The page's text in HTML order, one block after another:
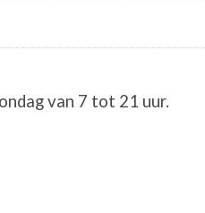
van 7 tot 21 uur.